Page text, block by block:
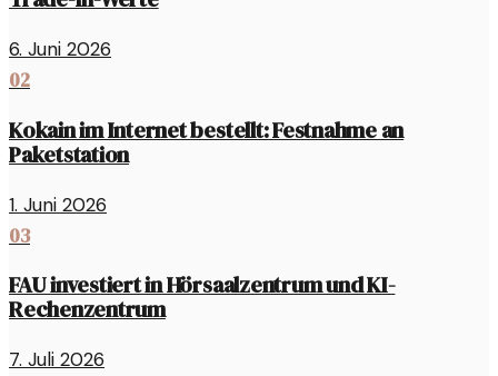
6. Juni 2026
02
Kokain im Internet bestellt: Festnahme an
Paketstation
1. Juni 2026
03
FAU investiert in Hörsaalzentrum und KI-
Rechenzentrum
7. Juli 2026